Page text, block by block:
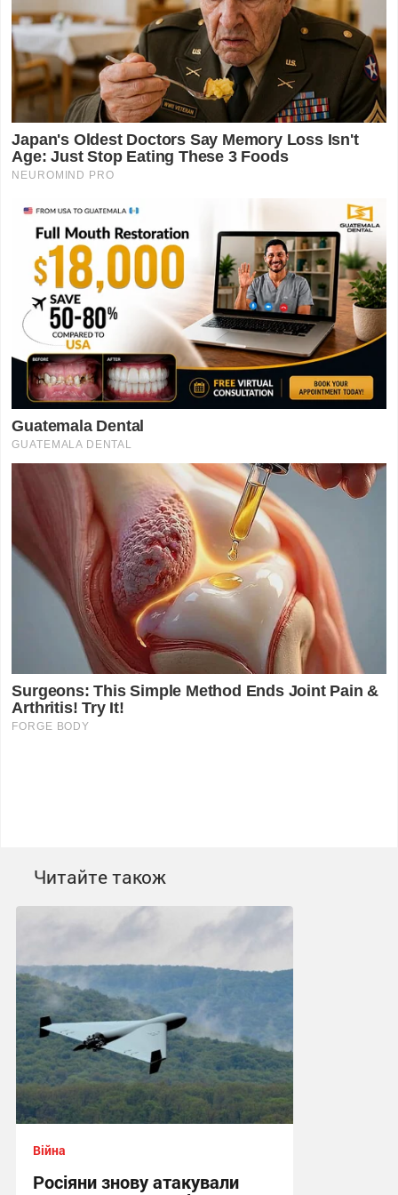
Читайте також
Війна
Росіяни знову атакували